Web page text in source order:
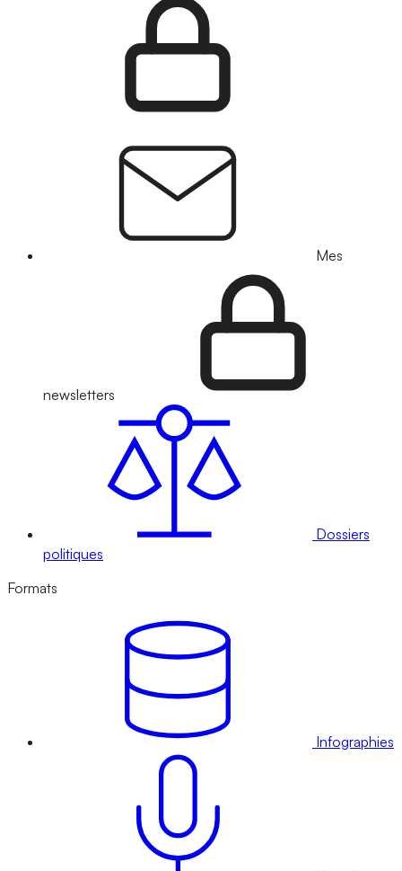
Mes
newsletters
Dossiers
politiques
Formats
Infographies